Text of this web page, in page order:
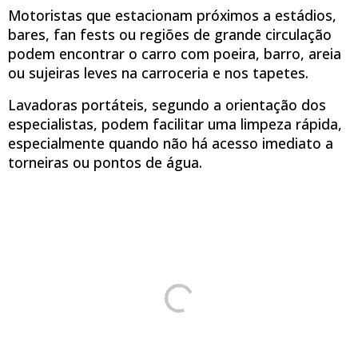
Motoristas que estacionam próximos a estádios,
bares, fan fests ou regiões de grande circulação
podem encontrar o carro com poeira, barro, areia
ou sujeiras leves na carroceria e nos tapetes.
Lavadoras portáteis, segundo a orientação dos
especialistas, podem facilitar uma limpeza rápida,
especialmente quando não há acesso imediato a
torneiras ou pontos de água.